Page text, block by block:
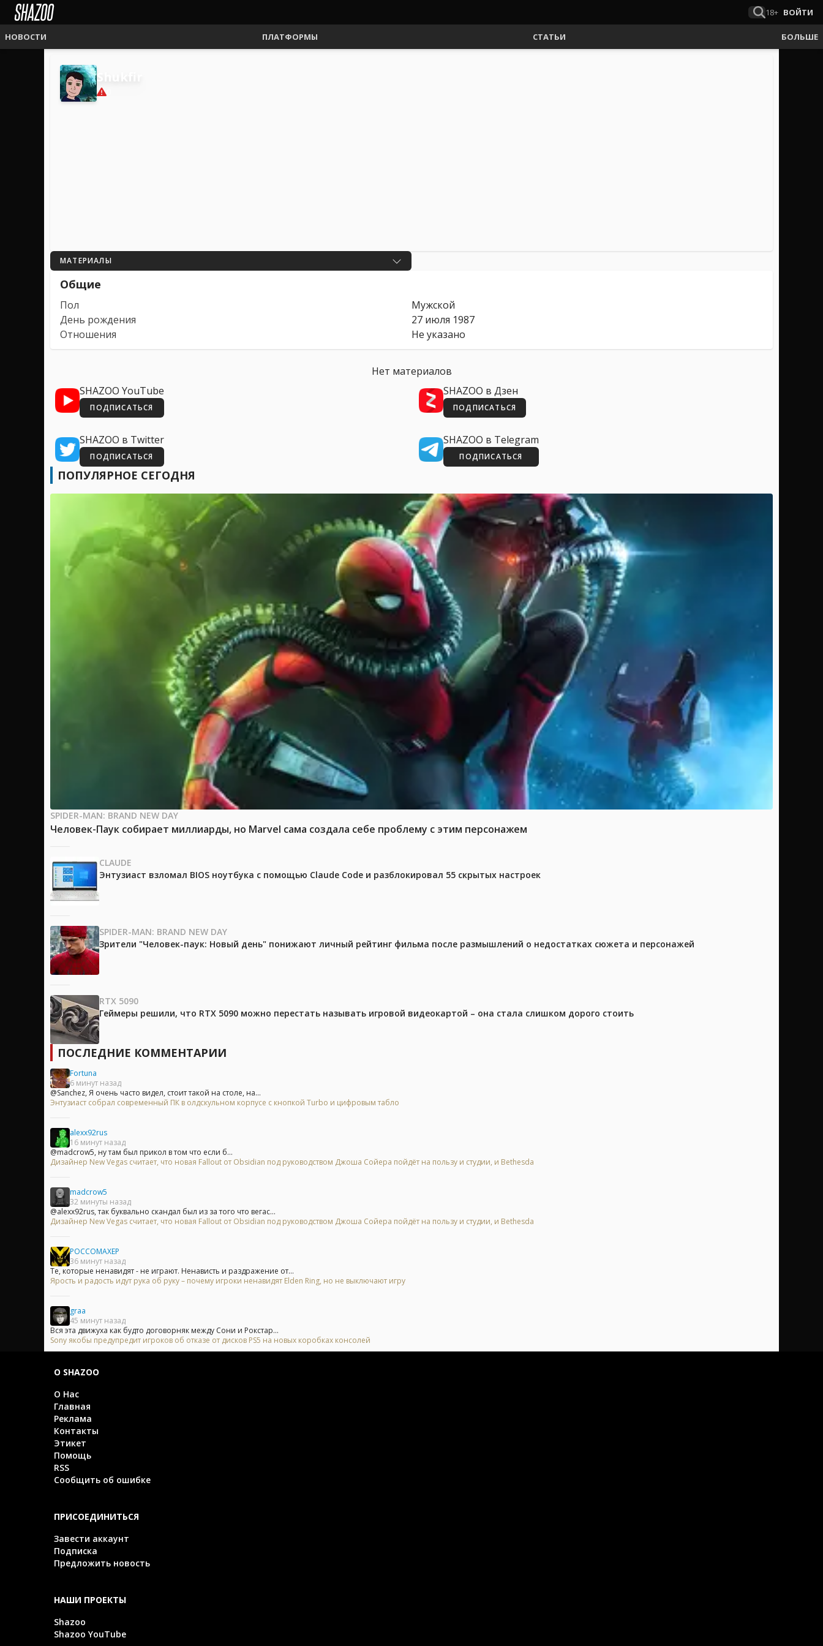
18+ ВОЙТИ
НОВОСТИ ПЛАТФОРМЫ СТАТЬИ БОЛЬШЕ
МАТЕРИАЛЫ
Общие
Пол
Мужской
День рождения
27 июля 1987
Отношения
Не указано
Нет материалов
SHAZOO YouTube
ПОДПИСАТЬСЯ
SHAZOO в Дзен
ПОДПИСАТЬСЯ
SHAZOO в Twitter
ПОДПИСАТЬСЯ
SHAZOO в Telegram
ПОДПИСАТЬСЯ
ПОПУЛЯРНОЕ СЕГОДНЯ
SPIDER-MAN: BRAND NEW DAY
Человек-Паук собирает миллиарды, но Marvel сама создала себе проблему с этим персонажем
CLAUDE
Энтузиаст взломал BIOS ноутбука с помощью Claude Code и разблокировал 55 скрытых настроек
SPIDER-MAN: BRAND NEW DAY
Зрители "Человек-паук: Новый день" понижают личный рейтинг фильма после размышлений о недостатках сюжета и персонажей
RTX 5090
Геймеры решили, что RTX 5090 можно перестать называть игровой видеокартой – она стала слишком дорого стоить
ПОСЛЕДНИЕ КОММЕНТАРИИ
Fortuna
6 минут назад
@Sanchez, Я очень часто видел, стоит такой на столе, на...
Энтузиаст собрал современный ПК в олдскульном корпусе с кнопкой Turbo и цифровым табло
alexx92rus
16 минут назад
@madcrow5, ну там был прикол в том что если б...
Дизайнер New Vegas считает, что новая Fallout от Obsidian под руководством Джоша Сойера пойдёт на пользу и студии, и Bethesda
madcrow5
32 минуты назад
@alexx92rus, так буквально скандал был из за того что вегас...
Дизайнер New Vegas считает, что новая Fallout от Obsidian под руководством Джоша Сойера пойдёт на пользу и студии, и Bethesda
POCCOMAXEP
36 минут назад
Те, которые ненавидят - не играют. Ненависть и раздражение от...
Ярость и радость идут рука об руку – почему игроки ненавидят Elden Ring, но не выключают игру
graa
45 минут назад
Вся эта движуха как будто договорняк между Сони и Рокстар...
Sony якобы предупредит игроков об отказе от дисков PS5 на новых коробках консолей
О SHAZOO
О Нас
Главная
Реклама
Контакты
Этикет
Помощь
RSS
Сообщить об ошибке
ПРИСОЕДИНИТЬСЯ
Завести аккаунт
Подписка
Предложить новость
НАШИ ПРОЕКТЫ
Shazoo
Shazoo YouTube